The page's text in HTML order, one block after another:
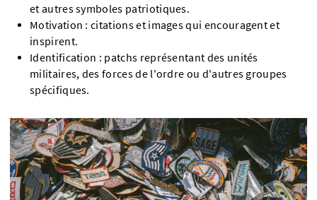
et autres symboles patriotiques.
Motivation : citations et images qui encouragent et
inspirent.
Identification : patchs représentant des unités
militaires, des forces de l'ordre ou d'autres groupes
spécifiques.